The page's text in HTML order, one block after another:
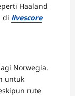
Haaland
di livescore
Norwegia.
untuk
rute